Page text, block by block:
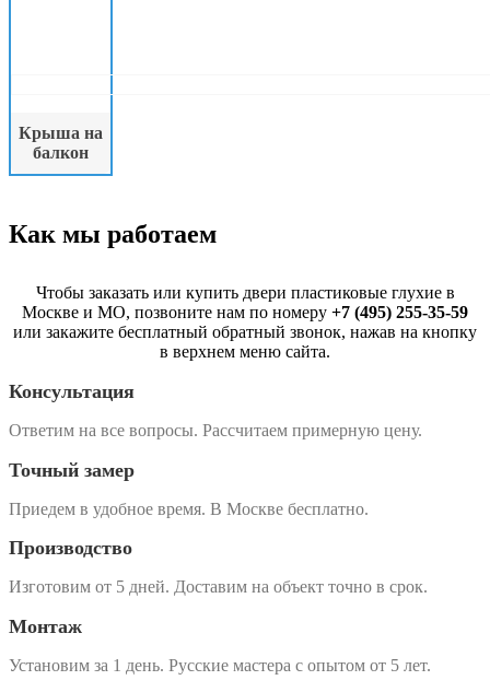
Крыша на
балкон
Как мы работаем
Чтобы заказать или купить двери пластиковые глухиев
Москве и МО, позвоните нам по номеру +7 (495) 255-35-59
или закажите бесплатный обратный звонок, нажав на кнопку
в верхнем меню сайта.
Консультация
Ответим на все вопросы. Рассчитаем примерную цену.
Точный замер
Приедем в удобное время. В Москве бесплатно.
Производство
Изготовим от 5 дней. Доставим на объект точно в срок.
Монтаж
Установим за 1 день. Русские мастера с опытом от 5 лет.